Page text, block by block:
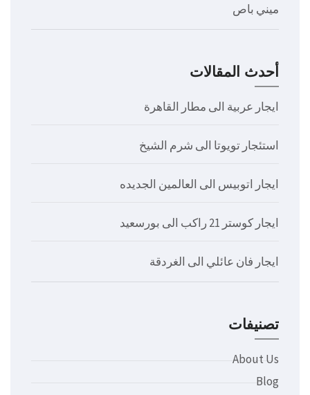
ميني باص
أحدث المقالات
ايجار عربية الى مطار القاهرة
استئجار تويوتا الى شرم الشيخ
ايجار اتوبيس الى العالمين الجديده
ايجار كوستر 21 راكب الى بورسعيد
ايجار فان عائلي الى الغردقة
تصنيفات
About Us
Blog